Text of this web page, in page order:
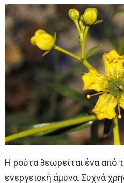
Η ρούτα θεωρείται ένα από
ενεργειακή άμυνα. Συχνά